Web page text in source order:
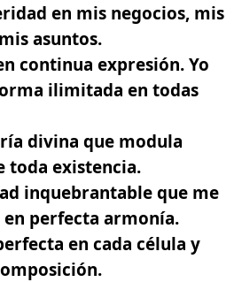
en mis negocios, mis
asuntos.
continua expresión. Yo
ilimitada en todas
divina que modula
toda existencia.
inquebrantable que me
perfecta armonía.
en cada célula y